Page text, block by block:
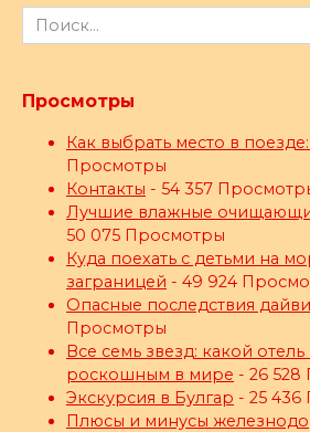
Search
for:
Просмотры
Как выбрать место в
Просмотры
Контакты - 54 357
Лучшие влажные
50 075 Просмотры
Куда поехать с детьми на
заграницей - 49 924
Опасные последствия
Просмотры
Все семь звезд: какой
роскошным в мире - 26
Экскурсия в Булгар - 25
Плюсы и минусы